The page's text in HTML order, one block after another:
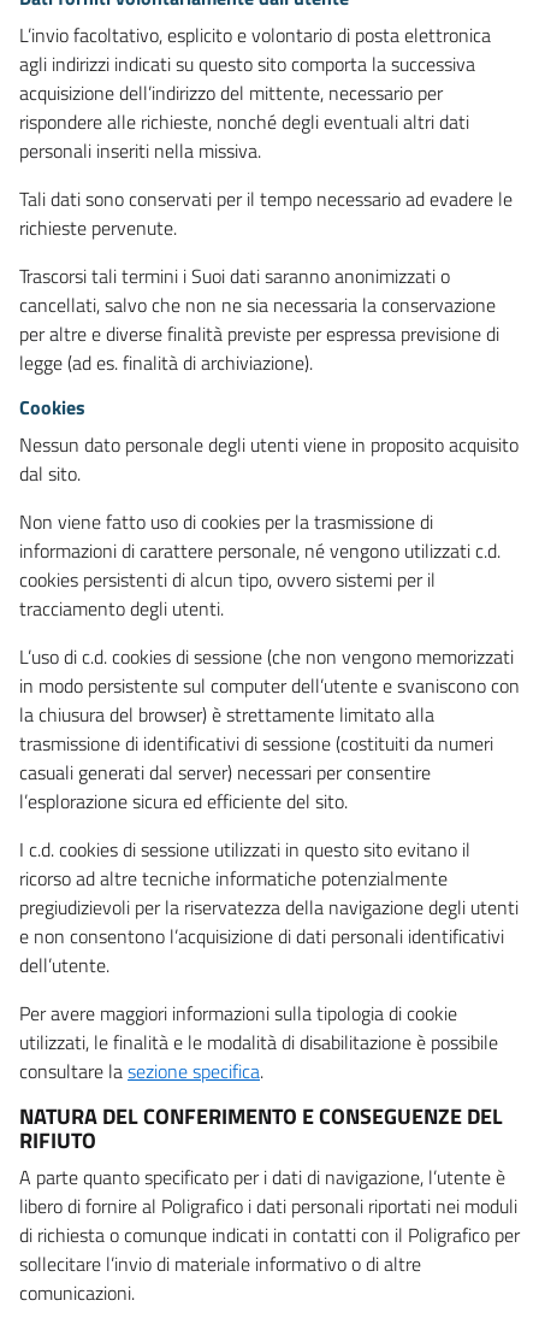
L’invio facoltativo, esplicito e volontario di posta elettronica
agli indirizzi indicati su questo sito comporta la successiva
acquisizione dell’indirizzo del mittente, necessario per
rispondere alle richieste, nonché degli eventuali altri dati
personali inseriti nella missiva.
Tali dati sono conservati per il tempo necessario ad evadere le
richieste pervenute.
Trascorsi tali termini i Suoi dati saranno anonimizzati o
cancellati, salvo che non ne sia necessaria la conservazione
per altre e diverse finalità previste per espressa previsione di
legge (ad es. finalità di archiviazione).
Cookies
Nessun dato personale degli utenti viene in proposito acquisito
dal sito.
Non viene fatto uso di cookies per la trasmissione di
informazioni di carattere personale, né vengono utilizzati c.d.
cookies persistenti di alcun tipo, ovvero sistemi per il
tracciamento degli utenti.
L’uso di c.d. cookies di sessione (che non vengono memorizzati
in modo persistente sul computer dell’utente e svaniscono con
la chiusura del browser) è strettamente limitato alla
trasmissione di identificativi di sessione (costituiti da numeri
casuali generati dal server) necessari per consentire
l’esplorazione sicura ed efficiente del sito.
I c.d. cookies di sessione utilizzati in questo sito evitano il
ricorso ad altre tecniche informatiche potenzialmente
pregiudizievoli per la riservatezza della navigazione degli utenti
e non consentono l’acquisizione di dati personali identificativi
dell’utente.
Per avere maggiori informazioni sulla tipologia di cookie
utilizzati, le finalità e le modalità di disabilitazione è possibile
consultare lasezione specifica.
NATURA DEL CONFERIMENTO E CONSEGUENZE DEL
RIFIUTO
A parte quanto specificato per i dati di navigazione, l’utente è
libero di fornire al Poligrafico i dati personali riportati nei moduli
di richiesta o comunque indicati in contatti con il Poligrafico per
sollecitare l’invio di materiale informativo o di altre
comunicazioni.